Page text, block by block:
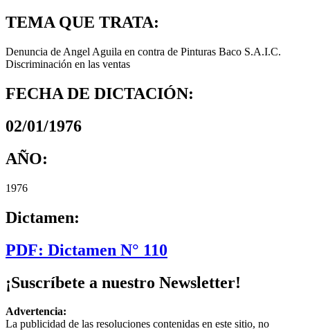
TEMA QUE TRATA:
Denuncia de Angel Aguila en contra de Pinturas Baco S.A.I.C.
Discriminación en las ventas
FECHA DE DICTACIÓN:
02/01/1976
AÑO:
1976
Dictamen:
PDF: Dictamen N° 110
¡Suscríbete a nuestro Newsletter!
Advertencia:
La publicidad de las resoluciones contenidas en este sitio, no